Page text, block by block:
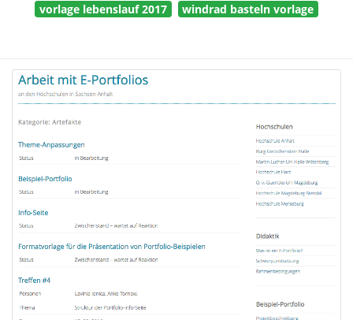
vorlage lebenslauf 2017
windrad basteln vorlage